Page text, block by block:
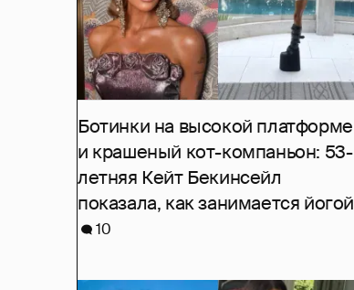
Ботинки на высокой платформе
и крашеный кот-компаньон: 53-
летняя Кейт Бекинсейл
показала, как занимается йогой
10